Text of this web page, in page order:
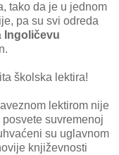
tako da je u jednom
pa su svi odreda
Ingoličevu
školska lektira!
lektirom nije
suvremenoj
su uglavnom
književnosti